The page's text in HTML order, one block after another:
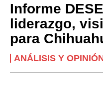
Informe
liderazgo,
para
ANÁLISIS Y